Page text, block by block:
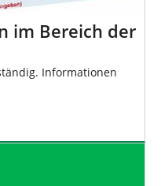
im Bereich der
Informationen